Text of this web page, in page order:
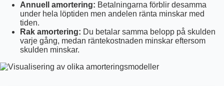
Annuell amortering: Betalningarna förblir desamma
under hela löptiden men andelen ränta minskar med
tiden.
Rak amortering: Du betalar samma belopp på skulden
varje gång, medan räntekostnaden minskar eftersom
skulden minskar.